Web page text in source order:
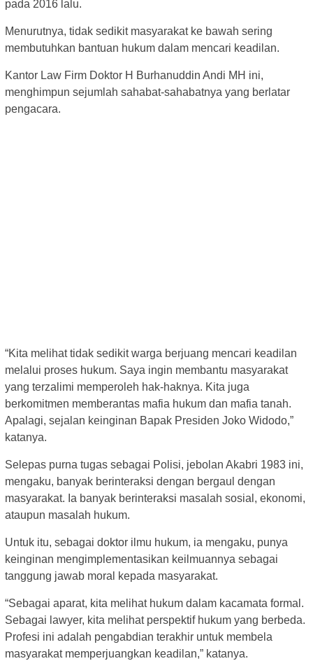
pada 2016 lalu.
Menurutnya, tidak sedikit masyarakat ke bawah sering
membutuhkan bantuan hukum dalam mencari keadilan.
Kantor Law Firm Doktor H Burhanuddin Andi MH ini,
menghimpun sejumlah sahabat-sahabatnya yang berlatar
pengacara.
“Kita melihat tidak sedikit warga berjuang mencari keadilan
melalui proses hukum. Saya ingin membantu masyarakat
yang terzalimi memperoleh hak-haknya. Kita juga
berkomitmen memberantas mafia hukum dan mafia tanah.
Apalagi, sejalan keinginan Bapak Presiden Joko Widodo,”
katanya.
Selepas purna tugas sebagai Polisi, jebolan Akabri 1983 ini,
mengaku, banyak berinteraksi dengan bergaul dengan
masyarakat. Ia banyak berinteraksi masalah sosial, ekonomi,
ataupun masalah hukum.
Untuk itu, sebagai doktor ilmu hukum, ia mengaku, punya
keinginan mengimplementasikan keilmuannya sebagai
tanggung jawab moral kepada masyarakat.
“Sebagai aparat, kita melihat hukum dalam kacamata formal.
Sebagai lawyer, kita melihat perspektif hukum yang berbeda.
Profesi ini adalah pengabdian terakhir untuk membela
masyarakat memperjuangkan keadilan,” katanya.